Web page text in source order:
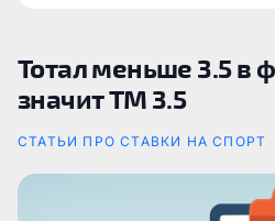
Тотал меньше 3.5 в
значит ТМ 3.5
СТАТЬИ ПРО СТАВКИ НА СПОРТ